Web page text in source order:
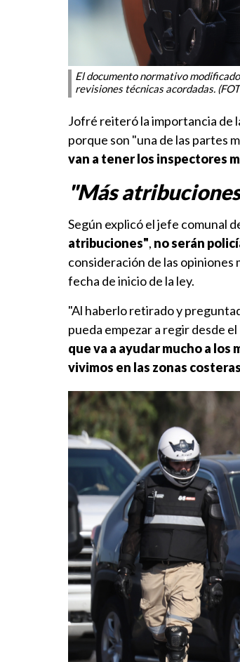
El documento normativo
revisiones técnicas acordadas.
Jofré reiteró la importancia de
porque son "una de las partes
van a tener los inspectores
"Más
Según explicó el jefe comunal
atribuciones", no serán
consideración de las opiniones
fecha de inicio de la ley.
"Al haberlo retirado y
pueda empezar a regir desde
que va a ayudar mucho a los
vivimos en las zonas costeras